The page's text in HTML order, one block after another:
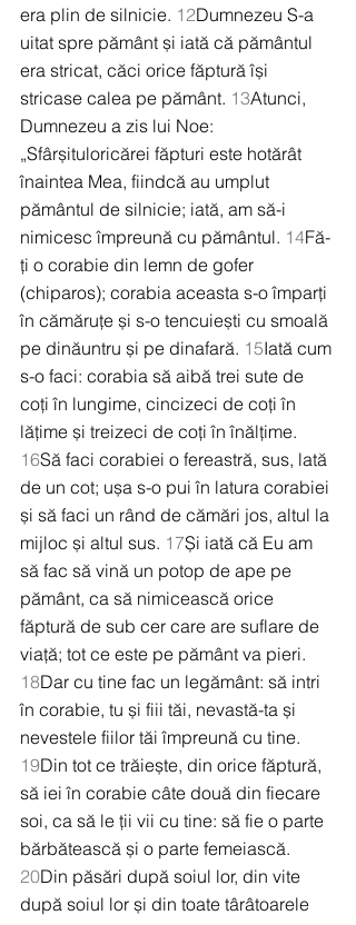
era plin de silnicie. 12Dumnezeu S-a
uitat spre pământ și iată că pământul
era stricat, căci orice făptură își
stricase calea pe pământ. 13Atunci,
Dumnezeu a zis lui Noe:
„Sfârșituloricărei făpturi este hotărât
înaintea Mea, fiindcă au umplut
pământul de silnicie; iată, am să-i
nimicesc împreună cu pământul. 14Fă-
ți o corabie din lemn de gofer
(chiparos); corabia aceasta s-o împarți
în cămăruțe și s-o tencuiești cu smoală
pe dinăuntru și pe dinafară. 15Iată cum
s-o faci: corabia să aibă trei sute de
coți în lungime, cincizeci de coți în
lățime și treizeci de coți în înălțime.
16Să faci corabiei o fereastră, sus, lată
de un cot; ușa s-o pui în latura corabiei
și să faci un rând de cămări jos, altul la
mijloc și altul sus. 17Și iată că Eu am
să fac să vină un potop de ape pe
pământ, ca să nimicească orice
făptură de sub cer care are suflare de
viață; tot ce este pe pământ va pieri.
18Dar cu tine fac un legământ: să intri
în corabie, tu și fiii tăi, nevastă-ta și
nevestele fiilor tăi împreună cu tine.
19Din tot ce trăiește, din orice făptură,
să iei în corabie câte două din fiecare
soi, ca să le ții vii cu tine: să fie o parte
bărbătească și o parte femeiască.
20Din păsări după soiul lor, din vite
după soiul lor și din toate târâtoarele